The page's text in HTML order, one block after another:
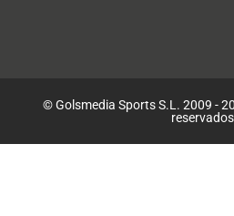
© Golsmedia Sports S.L. 2009 -